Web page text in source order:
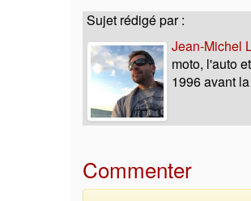
Sujet rédigé par :
Jean-Michel
moto, l'auto
1996 avant
Commenter